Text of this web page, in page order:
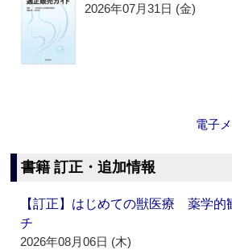
2026年07月31日 (金)
電子
書籍 訂正・追加情報
【訂正】はじめての獣医療 薬学的
チ
2026年08月06日 (木)